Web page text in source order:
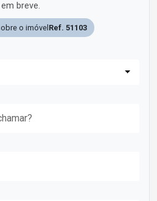
em breve.
o imóvel Ref. 51103